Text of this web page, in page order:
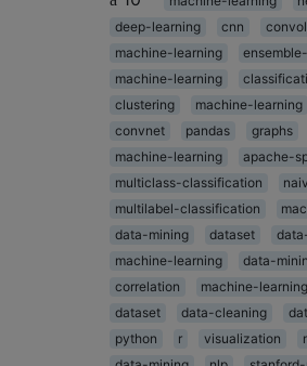
deep-learning
cnn
machine-learning
machine-learning
clustering
machine-learning
convnet
pandas graphs
machine-learning
apache-
multiclass-classification
multilabel-classification
data-mining
dataset
machine-learning
data-
correlation
machine-learning
dataset
data-cleaning
python
r visualization